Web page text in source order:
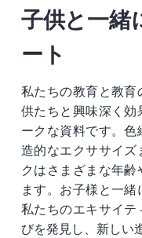
子供と一緒
ート
私たちの教育と教
供たちと興味深く
ークな資料です。
造的なエクササイ
クはさまざまな年
ます。お子様と一緒
私たちのエキサイ
びを発見し、新しい